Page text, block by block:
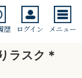
歴 ログイン メニュー
ラスク＊